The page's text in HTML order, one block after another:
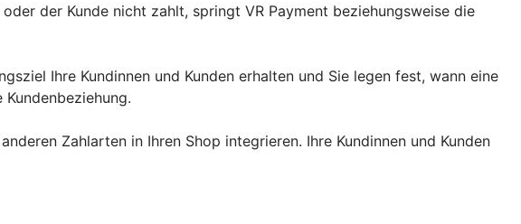
der Kunde nicht zahlt, springt VR Payment beziehungsweise die
Ihre Kundinnen und Kunden erhalten und Sie legen fest, wann eine
Zahlarten in Ihren Shop integrieren. Ihre Kundinnen und Kunden